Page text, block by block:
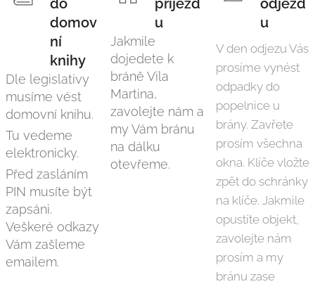
do
domov
ní
knihy
Dle legislativy
musíme vést
domovní knihu.
Tu vedeme
elektronicky.
Před zasláním
PIN musíte být
zapsáni.
Veškeré odkazy
Vám zašleme
emailem.
příjezd
u
Jakmile
dojedete k
bráně Vila
Martina,
zavolejte nám a
my Vám bránu
na dálku
otevřeme.
odjezd
u
V den odjezu Vás
prosíme vynést
odpadky do
popelnice u
brány. Zavřete
prosím všechna
okna. Klíče vložte
zpět do schránky
na klíče. Jakmile
opustíte objekt,
zavolejte nám
prosím a my
bránu zase